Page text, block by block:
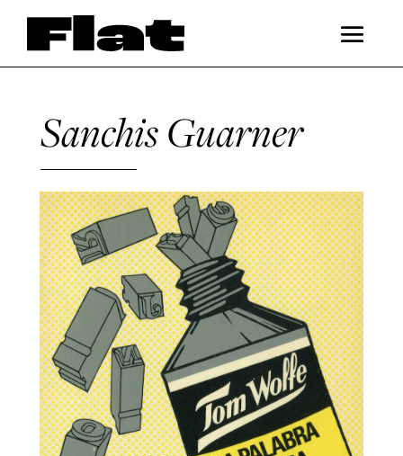
Sanchis Guarner